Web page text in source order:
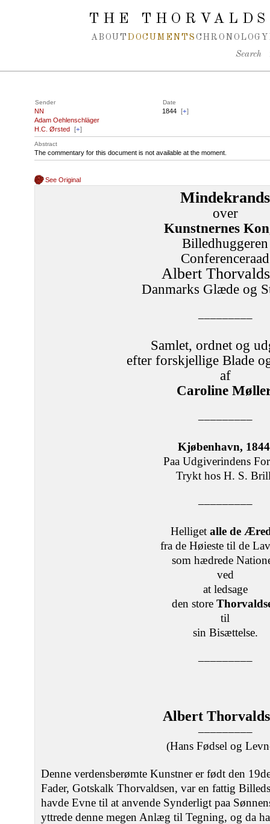
Spring navigation over
THE
ABOUT DOCUMENTS CHRONOLOGY
Search
Sender Date
NN
Adam Oehlenschläger
H.C. Ørsted
[+]
1844 [+]
Abstract
The commentary for this document is not available at the moment.
See Original
Mindekrands
over
Kunstnernes
Billedhuggeren
Conferenceraad
Albert
Danmarks Glæde og
–––––––––
Samlet, ordnet og
efter forskjellige Blade
af
Caroline
–––––––––
Kjøbenhavn,
Paa Udgiverindens
Trykt hos H. S.
–––––––––
Helliget alle de
fra de Høieste til de
som hædrede
ved
at ledsage
den store
til
sin Bisættelse.
–––––––––
Albert
–––––––––
(Hans Fødsel og
Denne verdensberømte Kunstner er født den
Fader, Gotskalk Thorvaldsen, var en fattig
havde Evne til at anvende Synderligt paa
yttrede denne megen Anlæg til Tegning, og da